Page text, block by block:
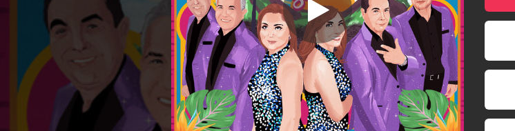
La Cumbia Triste
03:31
Nací En Un Pueblo De Latinoamérica
03:21
Dime
03:36
Se Agradece
03:41
Qué Tontería
03:05